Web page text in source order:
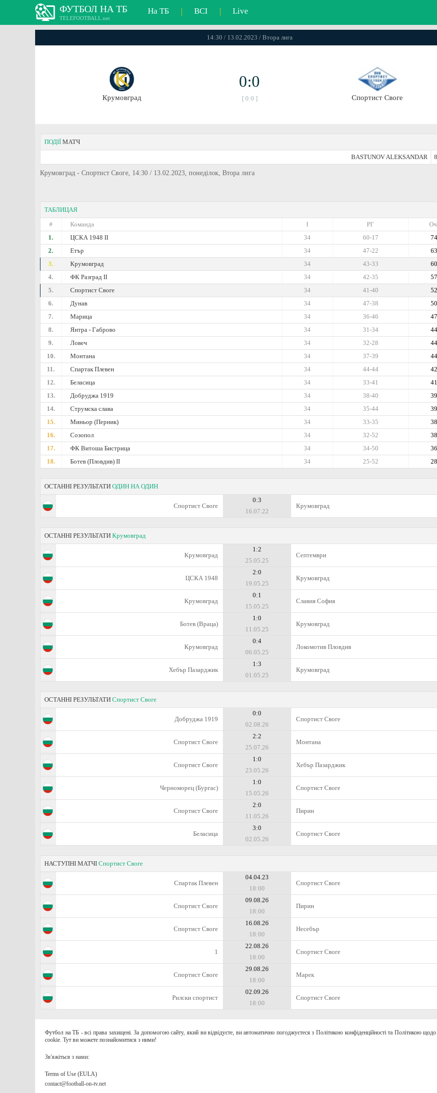
ФУТБОЛ НА ТБ
TELEFOOTBALL.net
На ТБ | ВСІ | Live
14:30 / 13.02.2023 / Втора лига
Крумовград
0:0
[ 0:0 ] Спортист Своге
ПОДІЇ МАТЧ
BASTUNOV ALEKSANDAR
Крумовград - Спортист Своге, 14:30 / 13.02.2023, понеділок, Втора лига
ТАБЛИЦАЯ
#
Команда РГ
I
1.
ЦСКА 1948 II 74
60-17
34
2.
Етър 63
47-22
34
3.
Крумовград 60
43-33
34
4.
ФК Разград II 57
42-35
34
5.
Спортист Своге 52
41-40
34
6.
Дунав 50
47-38
34
7.
Марица 47
36-46
34
8.
Янтра - Габрово 44
31-34
34
9.
Ловеч 44
32-28
34
10.
Монтана 44
37-39
34
11.
Спартак Плевен 42
44-44
34
12.
Беласица 41
33-41
34
13.
Добруджа 1919 39
38-40
34
14.
Струмска слава 39
35-44
34
15.
Миньор (Перник) 38
33-35
34
16.
Созопол 38
32-52
34
17.
ФК Витоша Бистрица 36
34-50
34
18.
Ботев (Пловдив) II 28
25-52
34
ОСТАННІ РЕЗУЛЬТАТИ ОДИН НА ОДИН
Спортист Своге
0:3
16.07.22
Крумовград
ОСТАННІ РЕЗУЛЬТАТИ Крумовград
Крумовград
1:2
25.05.25
Септември
ЦСКА 1948
2:0
19.05.25
Крумовград
Крумовград
0:1
15.05.25
Славия София
Ботев (Враца)
1:0
11.05.25
Крумовград
Крумовград
0:4
06.05.25
Локомотив Пловдив
Хебър Пазарджик
1:3
01.05.25
Крумовград
ОСТАННІ РЕЗУЛЬТАТИ Спортист Своге
Добруджа 1919
0:0
02.08.26
Спортист Своге
Спортист Своге
2:2
25.07.26
Монтана
Спортист Своге
1:0
23.05.26
Хебър Пазарджик
Черноморец (Бургас)
1:0
15.05.26
Спортист Своге
Спортист Своге
2:0
11.05.26
Пирин
Беласица
3:0
02.05.26
Спортист Своге
НАСТУПНІ МАТЧІ Спортист Своге
Спартак Плевен
04.04.23
18:00
Спортист Своге
Спортист Своге
09.08.26
18:00
Пирин
Спортист Своге
16.08.26
18:00
Несебър
1
22.08.26
18:00
Спортист Своге
Спортист Своге
29.08.26
18:00
Марек
Рилски спортист
02.09.26
18:00
Спортист Своге
Футбол на ТБ - всі права захищені. За допомогою сайту, який ви відвідуєте, ви автоматично погоджуєтеся з Політикою конфіденційності та Політикою
cookie. Тут ви можете познайомитися з ними!
Зв'яжіться з нами:
Terms of Use (EULA)
contact@football-on-tv.net